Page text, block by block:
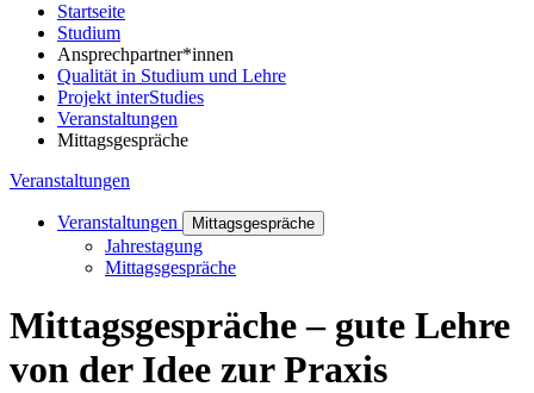
Startseite
Studium
Ansprechpartner*innen
Qualität in Studium und Lehre
Projekt interStudies
Veranstaltungen
Mittagsgespräche
Veranstaltungen
Veranstaltungen Mittagsgespräche
Jahrestagung
Mittagsgespräche
Mittagsgespräche – gute Lehre
von der Idee zur Praxis